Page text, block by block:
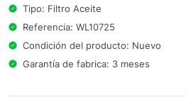
Tipo: Filtro Aceite
Referencia: WL10725
Condición del producto: Nuevo
Garantía de fabrica: 3 meses